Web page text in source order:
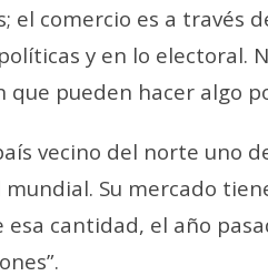
el comercio es a través
y en lo electoral.
que pueden hacer algo
vecino del norte uno
Su mercado
esa cantidad, el año